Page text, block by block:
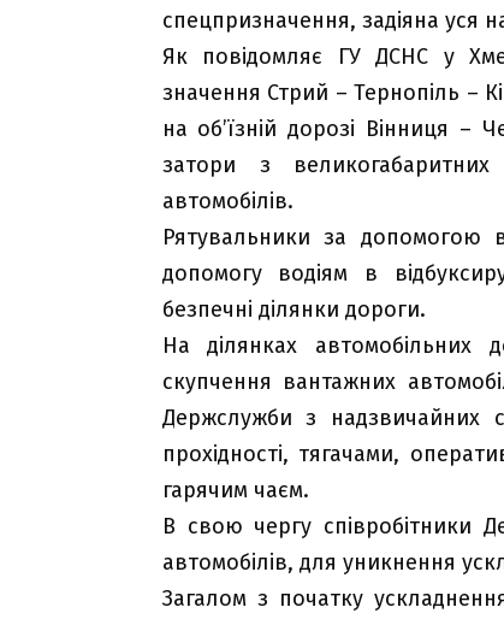
спецпризначення, задіяна уся
Як повідомляє ГУ ДСНС у
значення Стрий – Тернопіль –
на об’їзній дорозі Вінниця –
затори з
автомобілів.
Рятувальники за допомогою
допомогу водіям в
безпечні ділянки дороги.
На ділянках автомобільних
скупчення вантажних
Держслужби з надзвичайних
прохідності, тягачами,
гарячим чаєм.
В свою чергу співробітники
автомобілів, для уникнення
Загалом з початку